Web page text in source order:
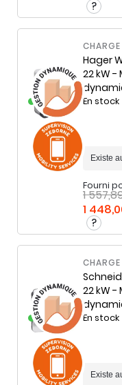
Hager
22 kW -
En stock
Fourni
1
1
22 kW -
En stock